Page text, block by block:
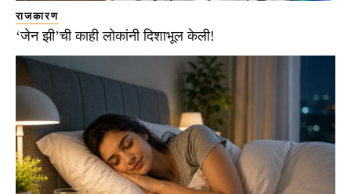
राजकारण
‘जेन झी’ची काही लोकांनी दिशाभूल केली!